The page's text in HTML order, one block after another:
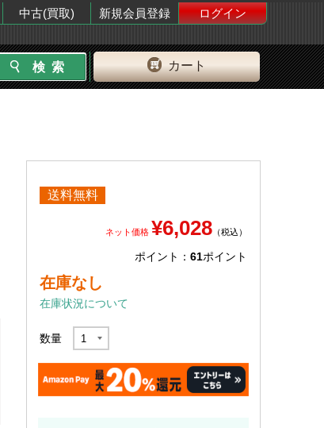
中古(買取) 新規会員登録
ログイン
カート
送料無料
ネット価格 ¥6,028 （税込）
ポイント： 61ポイント
在庫なし
在庫状況について
数量